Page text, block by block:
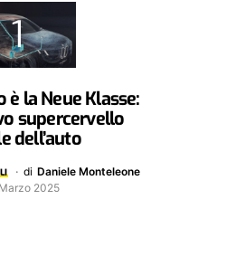
la Neue Klasse:
supercervello
dell’auto
di Daniele Monteleone
2025